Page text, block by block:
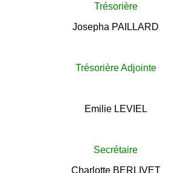
Trésorière
Josepha PAILLARD
Trésorière Adjointe
Emilie LEVIEL
Secrétaire
Charlotte BERLIVET